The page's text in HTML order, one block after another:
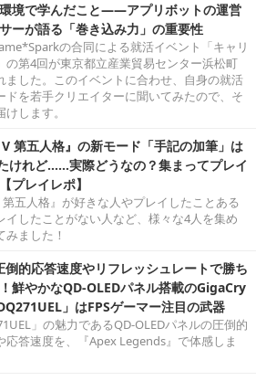
境で学んだこと――アプリボットの運営
ーが語る「巻き込み力」の重要性
の合同による就活イベント「キャリ
の第4回が東京都立産業貿易センター浜松町
ました。このイベントに合わせ、自身の就活
ドを若手クリエイターに聞いてみたので、そ
します。
第五人格』の新モード「手記の加筆」は
けれど……実際どうなの？集まってプレイ
プレイレポ】
第五人格』が好きな人やプレイしたことある
イしたことがない人など、様々な4人を集め
ました！
的応答速度やリフレッシュレートで勝ち
鮮やかなQD-OLEDパネル搭載のGigaCry
」はFPSゲーマー注目の武器
」の魅力であるQD-OLEDパネルの圧倒的
応答速度を、『Apex Legends』で体感しま